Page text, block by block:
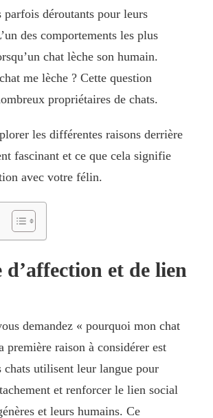
parfois déroutants pour leurs
des comportements les plus
chat lèche son humain.
me lèche ? Cette question
propriétaires de chats.
les différentes raisons derrière
fascinant et ce que cela signifie
avec votre félin.
d’affection et de lien
demandez « pourquoi mon chat
première raison à considérer est
chats utilisent leur langue pour
et renforcer le lien social
et leurs humains. Ce